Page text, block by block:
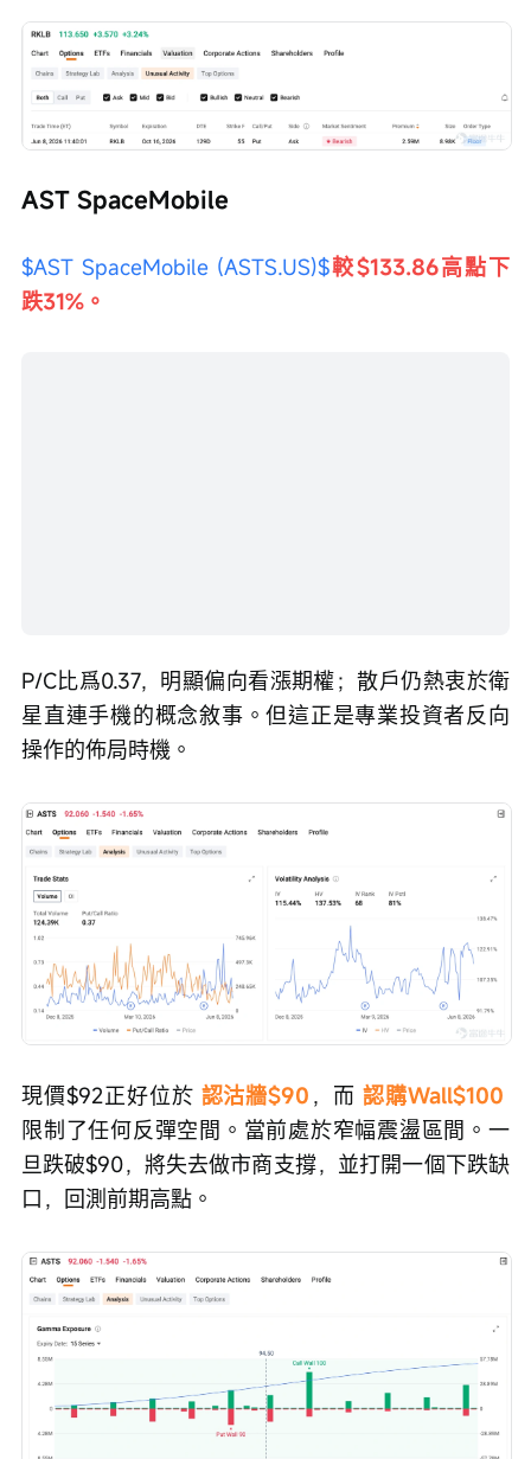
AST SpaceMobile
$AST SpaceMobile (ASTS.US)$較$133.86高點下
跌31%。
P/C比爲0.37，明顯偏向看漲期權；散戶仍熱衷於衛
星直連手機的概念敘事。但這正是專業投資者反向
操作的佈局時機。
現價$92正好位於 認沽牆$90 ，而 認購Wall$100
限制了任何反彈空間。當前處於窄幅震盪區間。一
旦跌破$90，將失去做市商支撐，並打開一個下跌缺
口，回測前期高點。